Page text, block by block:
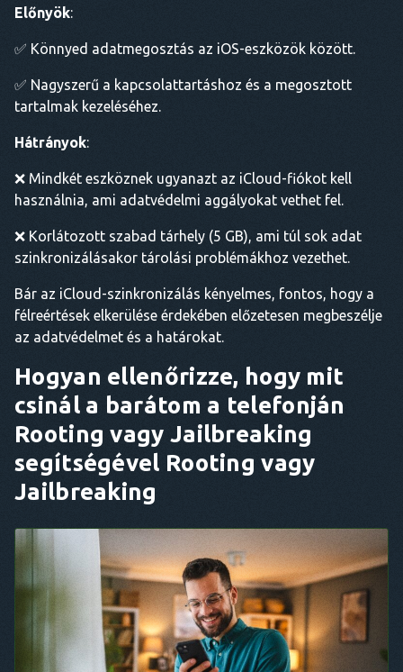
Előnyök:
✅ Könnyed adatmegosztás az iOS-eszközök között.
✅ Nagyszerű a kapcsolattartáshoz és a megosztott
tartalmak kezeléséhez.
Hátrányok:
❌ Mindkét eszköznek ugyanazt az iCloud-fiókot kell
használnia, ami adatvédelmi aggályokat vethet fel.
❌ Korlátozott szabad tárhely (5 GB), ami túl sok adat
szinkronizálásakor tárolási problémákhoz vezethet.
Bár az iCloud-szinkronizálás kényelmes, fontos, hogy a
félreértések elkerülése érdekében előzetesen megbeszélje
az adatvédelmet és a határokat.
Hogyan ellenőrizze, hogy mit
csinál a barátom a telefonján
Rooting vagy Jailbreaking
segítségével Rooting vagy
Jailbreaking